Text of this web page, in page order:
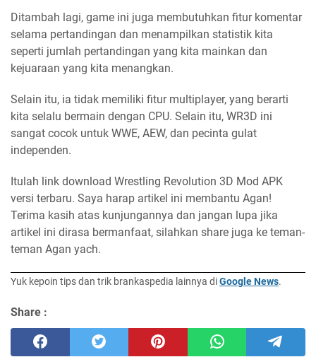
Ditambah lagi, game ini juga membutuhkan fitur komentar
selama pertandingan dan menampilkan statistik kita
seperti jumlah pertandingan yang kita mainkan dan
kejuaraan yang kita menangkan.
Selain itu, ia tidak memiliki fitur multiplayer, yang berarti
kita selalu bermain dengan CPU. Selain itu, WR3D ini
sangat cocok untuk WWE, AEW, dan pecinta gulat
independen.
Itulah link download Wrestling Revolution 3D Mod APK
versi terbaru. Saya harap artikel ini membantu Agan!
Terima kasih atas kunjungannya dan jangan lupa jika
artikel ini dirasa bermanfaat, silahkan share juga ke teman-
teman Agan yach.
Yuk kepoin tips dan trik brankaspedia lainnya diGoogle News.
Share :